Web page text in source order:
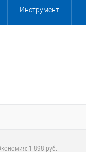
Инструмент
1 898 руб.